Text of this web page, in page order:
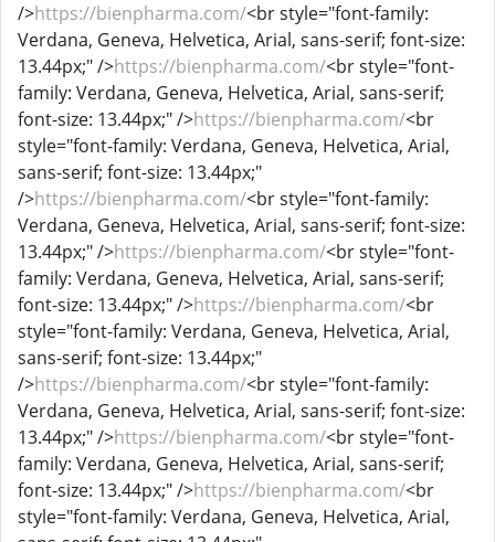
/>https://bienpharma.com/<br style="font-family:
Verdana, Geneva, Helvetica, Arial, sans-serif; font-size:
13.44px;" />https://bienpharma.com/<br style="font-
family: Verdana, Geneva, Helvetica, Arial, sans-serif;
font-size: 13.44px;" />https://bienpharma.com/<br
style="font-family: Verdana, Geneva, Helvetica, Arial,
sans-serif; font-size: 13.44px;"
/>https://bienpharma.com/<br style="font-family:
Verdana, Geneva, Helvetica, Arial, sans-serif; font-size:
13.44px;" />https://bienpharma.com/<br style="font-
family: Verdana, Geneva, Helvetica, Arial, sans-serif;
font-size: 13.44px;" />https://bienpharma.com/<br
style="font-family: Verdana, Geneva, Helvetica, Arial,
sans-serif; font-size: 13.44px;"
/>https://bienpharma.com/<br style="font-family:
Verdana, Geneva, Helvetica, Arial, sans-serif; font-size:
13.44px;" />https://bienpharma.com/<br style="font-
family: Verdana, Geneva, Helvetica, Arial, sans-serif;
font-size: 13.44px;" />https://bienpharma.com/<br
style="font-family: Verdana, Geneva, Helvetica, Arial,